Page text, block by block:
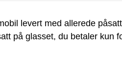
levert med allerede
på glasset, du betaler kun